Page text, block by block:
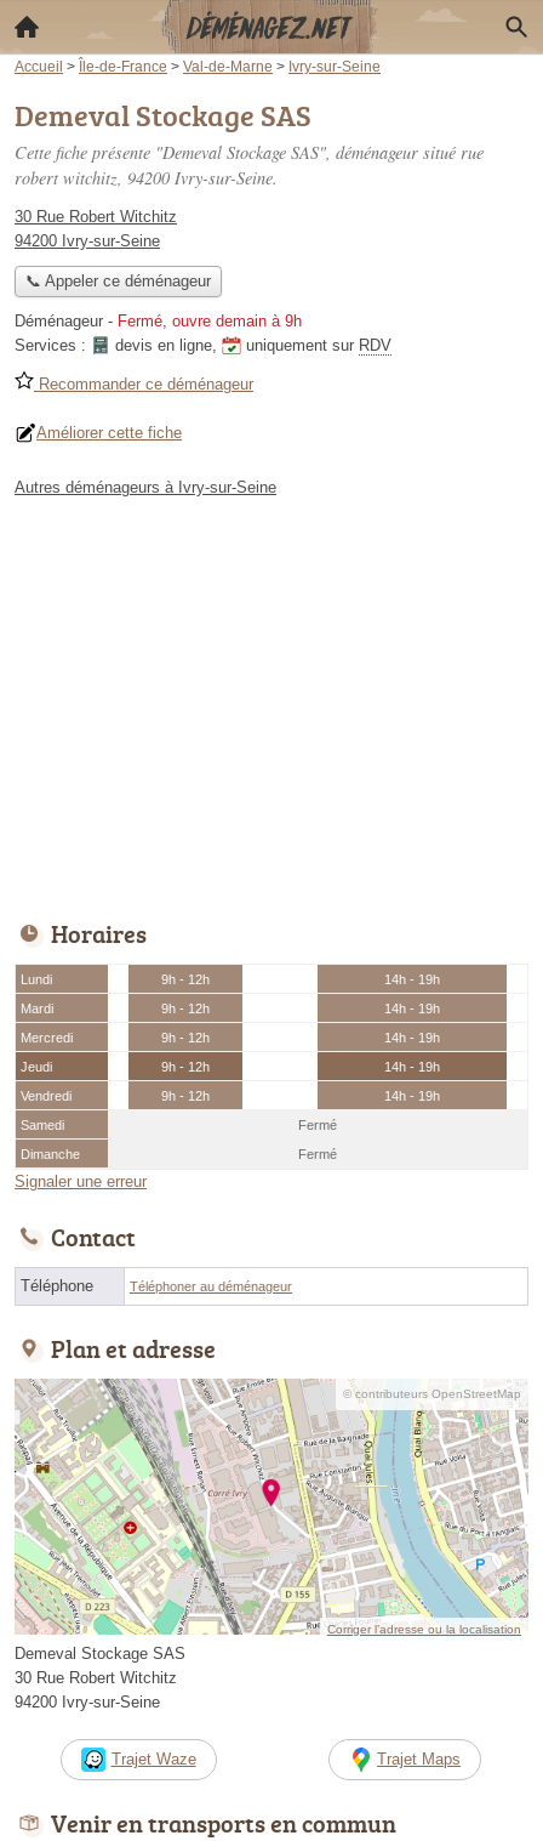
Accueil > Île-de-France > Val-de-Marne > Ivry-sur-Seine
Demeval Stockage SAS
Cette fiche présente "Demeval Stockage SAS", déménageur situé rue
robert witchitz, 94200 Ivry-sur-Seine.
30 Rue Robert Witchitz
94200 Ivry-sur-Seine
📞 Appeler ce déménageur
Déménageur - Fermé, ouvre demain à 9h
Services :
devis en ligne, uniquement sur RDV
Recommander ce déménageur
Améliorer cette fiche
Autres déménageurs à Ivry-sur-Seine
Horaires
Lundi 9h - 12h
14h - 19h
Mardi
9h - 12h
14h - 19h
Mercredi
9h - 12h
14h - 19h
Jeudi
9h - 12h
14h - 19h
Vendredi
9h - 12h
14h - 19h
Samedi
Fermé
Dimanche
Fermé
Signaler une erreur
Contact
Téléphone Téléphoner au déménageur
Plan et adresse
© contributeurs OpenStreetMap
Corriger l’adresse ou la localisation
Demeval Stockage SAS
30 Rue Robert Witchitz
94200 Ivry-sur-Seine
Trajet Waze Trajet Maps
Venir en transports en commun